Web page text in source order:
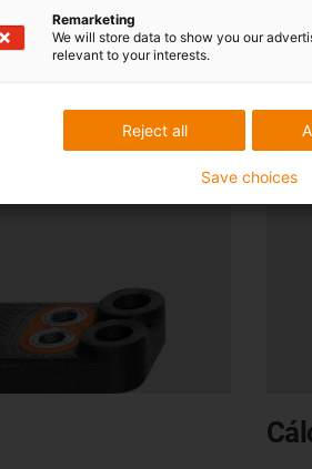
3D
Remarketing
We will store data to show you our
relevant to your interests.
Reject all
Save choices